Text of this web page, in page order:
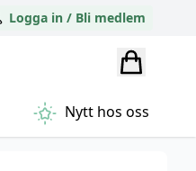
Logga in / Bli medlem
Nytt hos oss